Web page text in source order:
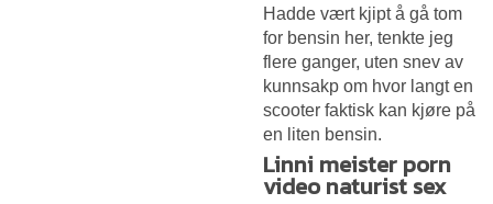
Hadde vært kjipt å gå tom
for bensin her, tenkte jeg
flere ganger, uten snev av
kunnsakp om hvor langt en
scooter faktisk kan kjøre på
en liten bensin.
Linni meister porn
video naturist sex